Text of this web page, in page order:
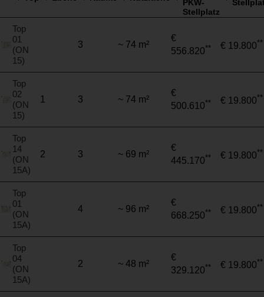
PKW-
Stellplatz
Top
01
(ON
15)
3 ~ 74 m²
€
556.820** € 19.800**
Top
02
(ON
15)
1 3 ~ 74 m²
€
500.610** € 19.800**
Top
14
(ON
15A)
2 3 ~ 69 m²
€
445.170** € 19.800**
Top
01
(ON
15A)
4 ~ 96 m²
€
668.250** € 19.800**
Top
04
(ON
15A)
2 ~ 48 m²
€
329.120** € 19.800**